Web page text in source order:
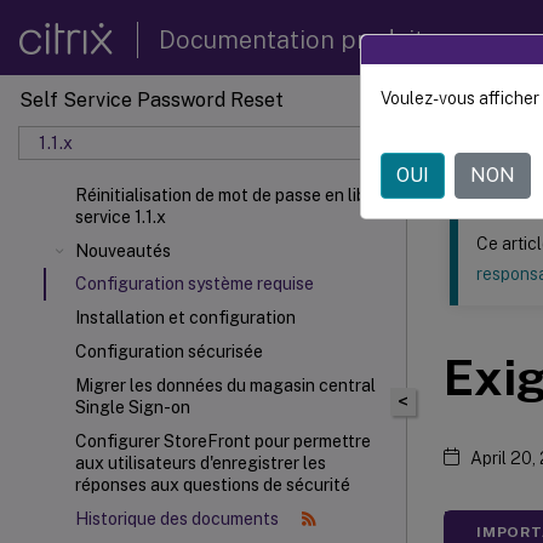
Documentation produit
Self Service Password Reset
1.1.x
Réinitialisation de mot de passe en libre-
service 1.1.x
Nouveautés
Configuration système requise
Installation et configuration
Configuration sécurisée
Migrer les données du magasin central
Single Sign-on
Configurer StoreFront pour permettre
aux utilisateurs d'enregistrer les
réponses aux questions de sécurité
Historique des documents
Ce contenu a
<
Ce
April 20,
Voulez-vous
OUI NON